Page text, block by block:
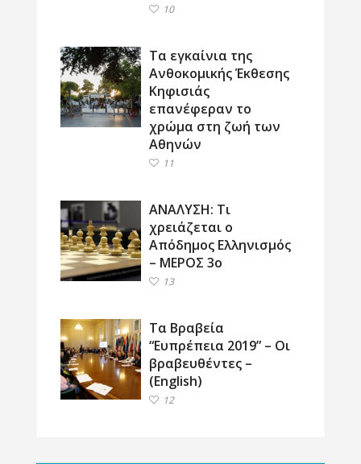
10
Τα εγκαίνια της
Ανθοκομικής Έκθεσης
Κηφισιάς
επανέφεραν το
χρώμα στη ζωή των
Αθηνών
11
ΑΝΑΛΥΣΗ: Τι
χρειάζεται ο
Απόδημος Ελληνισμός
– ΜΕΡΟΣ 3ο
13
Τα Βραβεία
“Ευπρέπεια 2019” – Οι
βραβευθέντες –
(English)
12